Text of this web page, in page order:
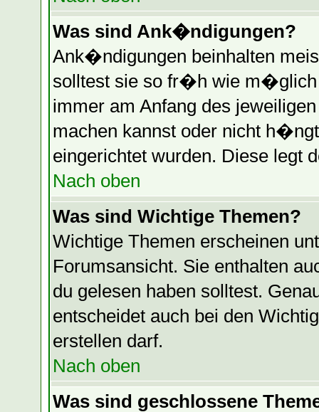
Was sind Ank�ndigungen?
Ank�ndigungen beinhalten
solltest sie so fr�h wie
immer am Anfang des
machen kannst oder nicht
eingerichtet wurden. Diese legt
Nach oben
Was sind Wichtige Themen?
Wichtige Themen erscheinen
Forumsansicht. Sie enthalten
du gelesen haben solltest.
entscheidet auch bei den
erstellen darf.
Nach oben
Was sind geschlossene